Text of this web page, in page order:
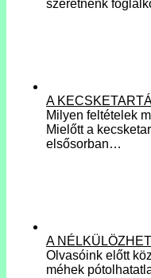
szeretnénk
A
Milyen feltételek
Mielőtt a
elsősorban…
A
Olvasóink előtt
méhek